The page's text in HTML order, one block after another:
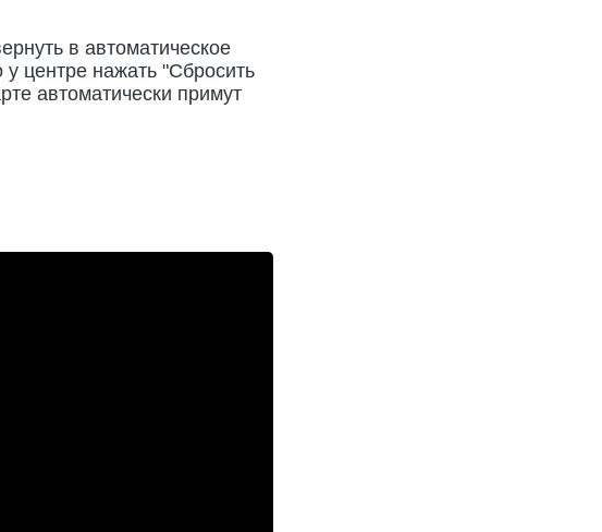
в автоматическое
центре нажать "Сбросить
автоматически примут